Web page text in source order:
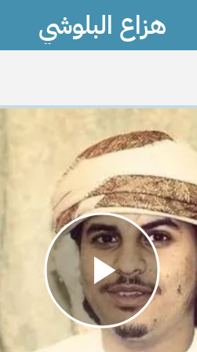
هزاع البلوشي